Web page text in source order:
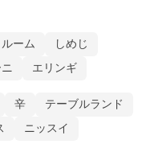
ーム
しめじ
エリンギ
辛
テーブルランド
ニッスイ